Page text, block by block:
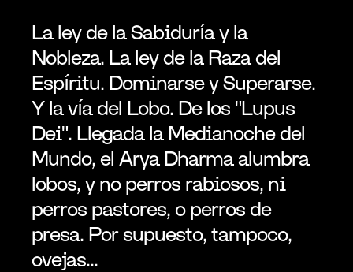
La ley de la Sabiduría y la
Nobleza. La ley de la Raza del
Espíritu. Dominarse y Superarse.
Y la vía del Lobo. De los "Lupus
Dei". Llegada la Medianoche del
Mundo, el Arya Dharma alumbra
lobos, y no perros rabiosos, ni
perros pastores, o perros de
presa. Por supuesto, tampoco,
ovejas...